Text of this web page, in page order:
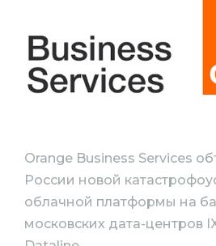
Orange Business Services
России новой
облачной платформы на
московских дата-центров